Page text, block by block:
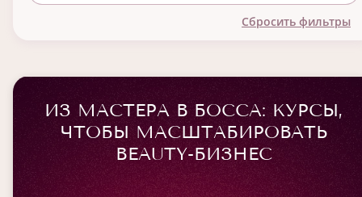
Сбросить фильтры
ИЗ МАСТЕРА В БОССА: КУРСЫ,
ЧТОБЫ МАСШТАБИРОВАТЬ
BEAUTY-БИЗНЕС